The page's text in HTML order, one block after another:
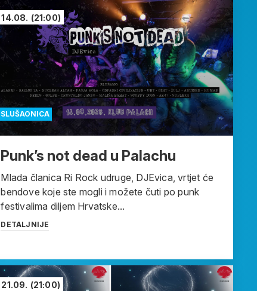
SLUŠAONICA
14.08. (21:00)
Punk’s not dead u Palachu
Mlada članica Ri Rock udruge, DJEvica, vrtjet će
bendove koje ste mogli i možete čuti po punk
festivalima diljem Hrvatske...
DETALJNIJE
21.09. (21:00)